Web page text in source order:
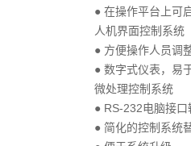
● 在操作平台上可
人机界面控制系统
● 方便操作人员调
● 数字式仪表，易
微处理控制系统
● RS-232电脑接口
● 简化的控制系统